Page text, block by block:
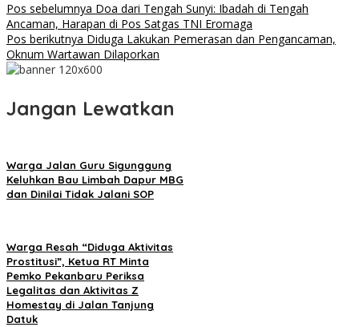
Pos sebelumnya Doa dari Tengah Sunyi: Ibadah di Tengah
Ancaman, Harapan di Pos Satgas TNI Eromaga
Pos berikutnya Diduga Lakukan Pemerasan dan Pengancaman,
Oknum Wartawan Dilaporkan
Jangan Lewatkan
Warga Jalan Guru Sigunggung
Keluhkan Bau Limbah Dapur MBG
dan Dinilai Tidak Jalani SOP
Warga Resah “Diduga Aktivitas
Prostitusi”, Ketua RT Minta
Pemko Pekanbaru Periksa
Legalitas dan Aktivitas Z
Homestay di Jalan Tanjung
Datuk